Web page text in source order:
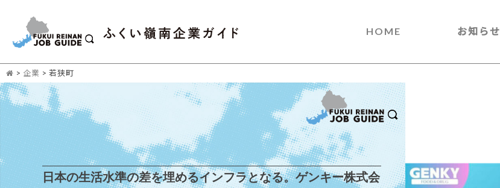
HOME お知らせ
> 企業 > 若狭町
日本の生活水準の差を埋めるインフラとなる。ゲンキー株式会